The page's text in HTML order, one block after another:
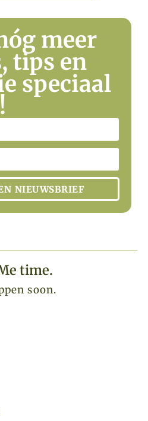
meer
tips en
speciaal
NIEUWSBRIEF
time.​
soon.